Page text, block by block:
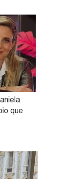
que